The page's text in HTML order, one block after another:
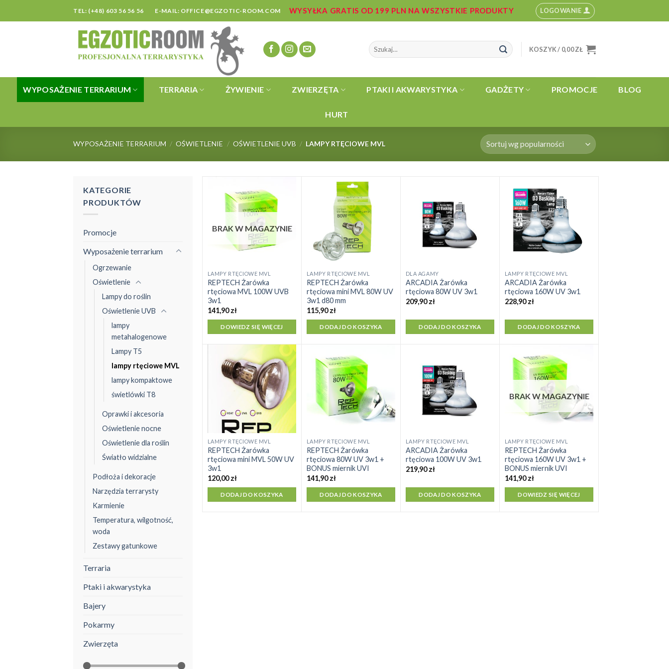
TEL: (+48) 603 56 56 56 E-MAIL: OFFICE@EGZOTIC-ROOM.COM WYSYŁKA GRATIS OD 199 PLN NA WSZYSTKIE PRODUKTY LOGOWANIE
Szukaj:
KOSZYK / 0,00ZŁ
WYPOSAŻENIE TERRARIUM TERRARIA ŻYWIENIE ZWIERZĘTA PTAKI I AKWARYSTYKA GADŻETY PROMOCJE BLOG
HURT
WYPOSAŻENIE TERRARIUM / OŚWIETLENIE / OŚWIETLENIE UVB / LAMPY RTĘCIOWE MVL
KATEGORIE
PRODUKTÓW
Promocje
Wyposażenie terrarium
Ogrzewanie
Oświetlenie
Lampy do roślin
Oświetlenie UVB
lampy
metahalogenowe
Lampy T5
lampy rtęciowe MVL
lampy kompaktowe
świetlówki T8
Oprawki i akcesoria
Oświetlenie nocne
Oświetlenie dla roślin
Światło widzialne
Podłoża i dekoracje
Narzędzia terrarysty
Karmienie
Temperatura, wilgotność,
woda
Zestawy gatunkowe
Terraria
Ptaki i akwarystyka
Bajery
Pokarmy
Zwierzęta
BRAK W MAGAZYNIE
LAMPY RTĘCIOWE MVL
REPTECH Żarówka
rtęciowa MVL 100W UVB
3w1
141,90zł
DOWIEDZ SIĘ WIĘCEJ
LAMPY RTĘCIOWE MVL
REPTECH Żarówka
rtęciowa mini MVL 80W UV
3w1 d80 mm
115,90zł
DODAJ DO KOSZYKA
DLA AGAMY
ARCADIA Żarówka
rtęciowa 80W UV 3w1
209,90zł
DODAJ DO KOSZYKA
LAMPY RTĘCIOWE MVL
ARCADIA Żarówka
rtęciowa 160W UV 3w1
228,90zł
DODAJ DO KOSZYKA
LAMPY RTĘCIOWE MVL
REPTECH Żarówka
rtęciowa mini MVL 50W UV
3w1
120,00zł
DODAJ DO KOSZYKA
LAMPY RTĘCIOWE MVL
REPTECH Żarówka
rtęciowa 80W UV 3w1 +
BONUS miernik UVI
141,90zł
DODAJ DO KOSZYKA
LAMPY RTĘCIOWE MVL
ARCADIA Żarówka
rtęciowa 100W UV 3w1
219,90zł
DODAJ DO KOSZYKA
BRAK W MAGAZYNIE
LAMPY RTĘCIOWE MVL
REPTECH Żarówka
rtęciowa 160W UV 3w1 +
BONUS miernik UVI
141,90zł
DOWIEDZ SIĘ WIĘCEJ